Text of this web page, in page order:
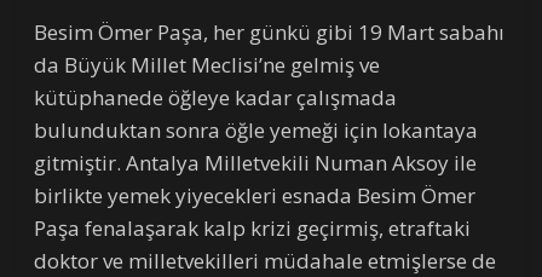
Besim Ömer Paşa, her günkü gibi 19 Mart sabahı
da Büyük Millet Meclisi’ne gelmiş ve
kütüphanede öğleye kadar çalışmada
bulunduktan sonra öğle yemeği için lokantaya
gitmiştir. Antalya Milletvekili Numan Aksoy ile
birlikte yemek yiyecekleri esnada Besim Ömer
Paşa fenalaşarak kalp krizi geçirmiş, etraftaki
doktor ve milletvekilleri müdahale etmişlerse de